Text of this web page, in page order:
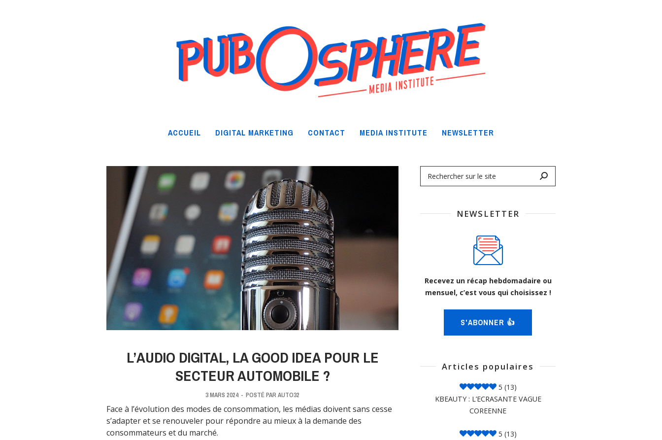
ACCUEIL DIGITAL MARKETING CONTACT MEDIA INSTITUTE NEWSLETTER
L’AUDIO DIGITAL, LA GOOD IDEA POUR LE
SECTEUR AUTOMOBILE ?
3 MARS 2024 - POSTÉ PARAUTO32
Face à l’évolution des modes de consommation, les médias doivent sans cesse
s’adapter et se renouveler pour répondre au mieux à la demande des
consommateurs et du marché.
NEWSLETTER
Recevez un récap hebdomadaire ou
mensuel, c’est vous qui choisissez !
S'ABONNER 👍
Articles populaires
5 (13)
KBEAUTY : L’ECRASANTE VAGUE
COREENNE
5 (13)